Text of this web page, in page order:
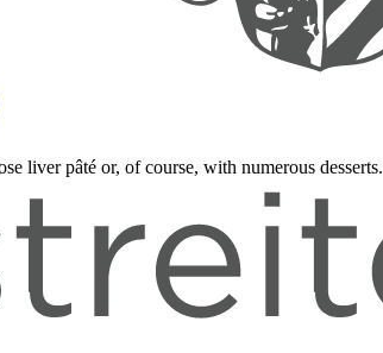
liver pâté or, of course, with numerous desserts.